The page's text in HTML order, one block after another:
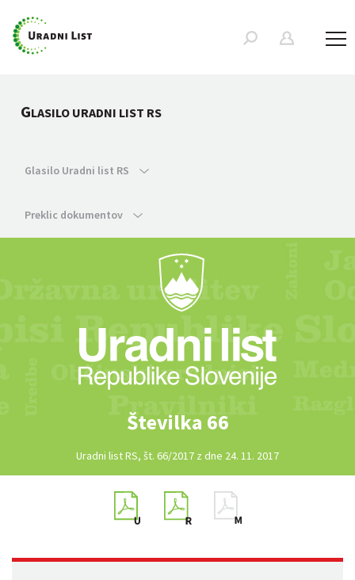
GLASILO URADNI LIST RS
Glasilo Uradni list RS
Preklic dokumentov
Številka 66
Uradni list RS, št. 66/2017 z dne 24. 11. 2017